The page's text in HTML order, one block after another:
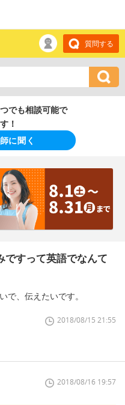
質問する
でも相談可能で
す！
に聞く
ですって英語でなんて
で、伝えたいです。
2018/08/15 21:55
2018/08/16 19:57